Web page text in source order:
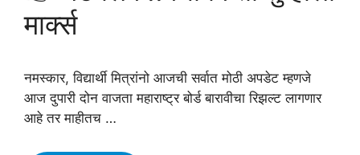
मार्क्स
नमस्कार, विद्यार्थी मित्रांनो आजची सर्वात मोठी अपडेट म्हणजे
आज दुपारी दोन वाजता महाराष्ट्र बोर्ड बारावीचा रिझल्ट लागणार
आहे तर माहीतच …